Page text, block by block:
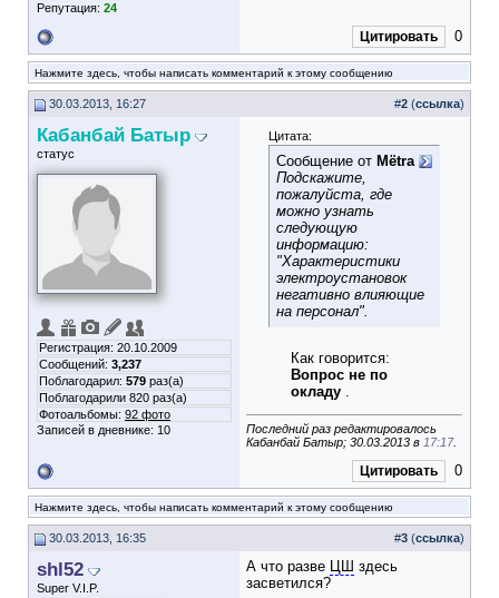
Репутация: 24
Цитировать 0
Нажмите здесь, чтобы написать комментарий к этому сообщению
30.03.2013, 16:27 #2 (ссылка)
Кабанбай Батыр
статус
Регистрация: 20.10.2009
Сообщений: 3,237
Поблагодарил: 579 раз(а)
Поблагодарили 820 раз(а)
Фотоальбомы: 92 фото
Записей в дневнике: 10
Цитата:
Сообщение от Mёtra
Подскажите,
пожалуйста, где
можно узнать
следующую
информацию:
"Характеристики
электроустановок
негативно влияющие
на персонал".
Как говорится:
Вопрос не по
окладу .
Последний раз редактировалось
Кабанбай Батыр; 30.03.2013 в 17:17.
Цитировать 0
Нажмите здесь, чтобы написать комментарий к этому сообщению
30.03.2013, 16:35 #3 (ссылка)
shl52
Super V.I.P.
А что разве ЦШ здесь
засветился?